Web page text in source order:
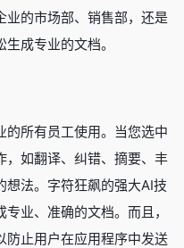
业的市场部、销售部，还是
成专业的文档。
的所有员工使用。当您选中
，如翻译、纠错、摘要、丰
想法。字符狂飙的强大AI技
业、准确的文档。而且，
防止用户在应用程序中发送